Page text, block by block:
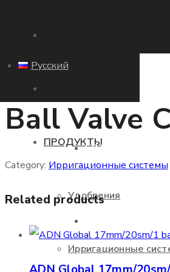
ПРОДУКТЫ
Удобрения
Ирригационные
Русский
ГЛАВНАЯ
Ball Valve
Category: Ирригационные системы
Related products